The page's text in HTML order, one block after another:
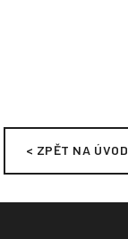
< ZPĚT NA ÚVOD